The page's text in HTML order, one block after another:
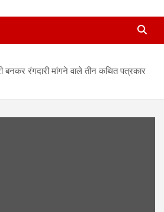
रंगदारी मांगने वाले तीन कथित पत्रकार